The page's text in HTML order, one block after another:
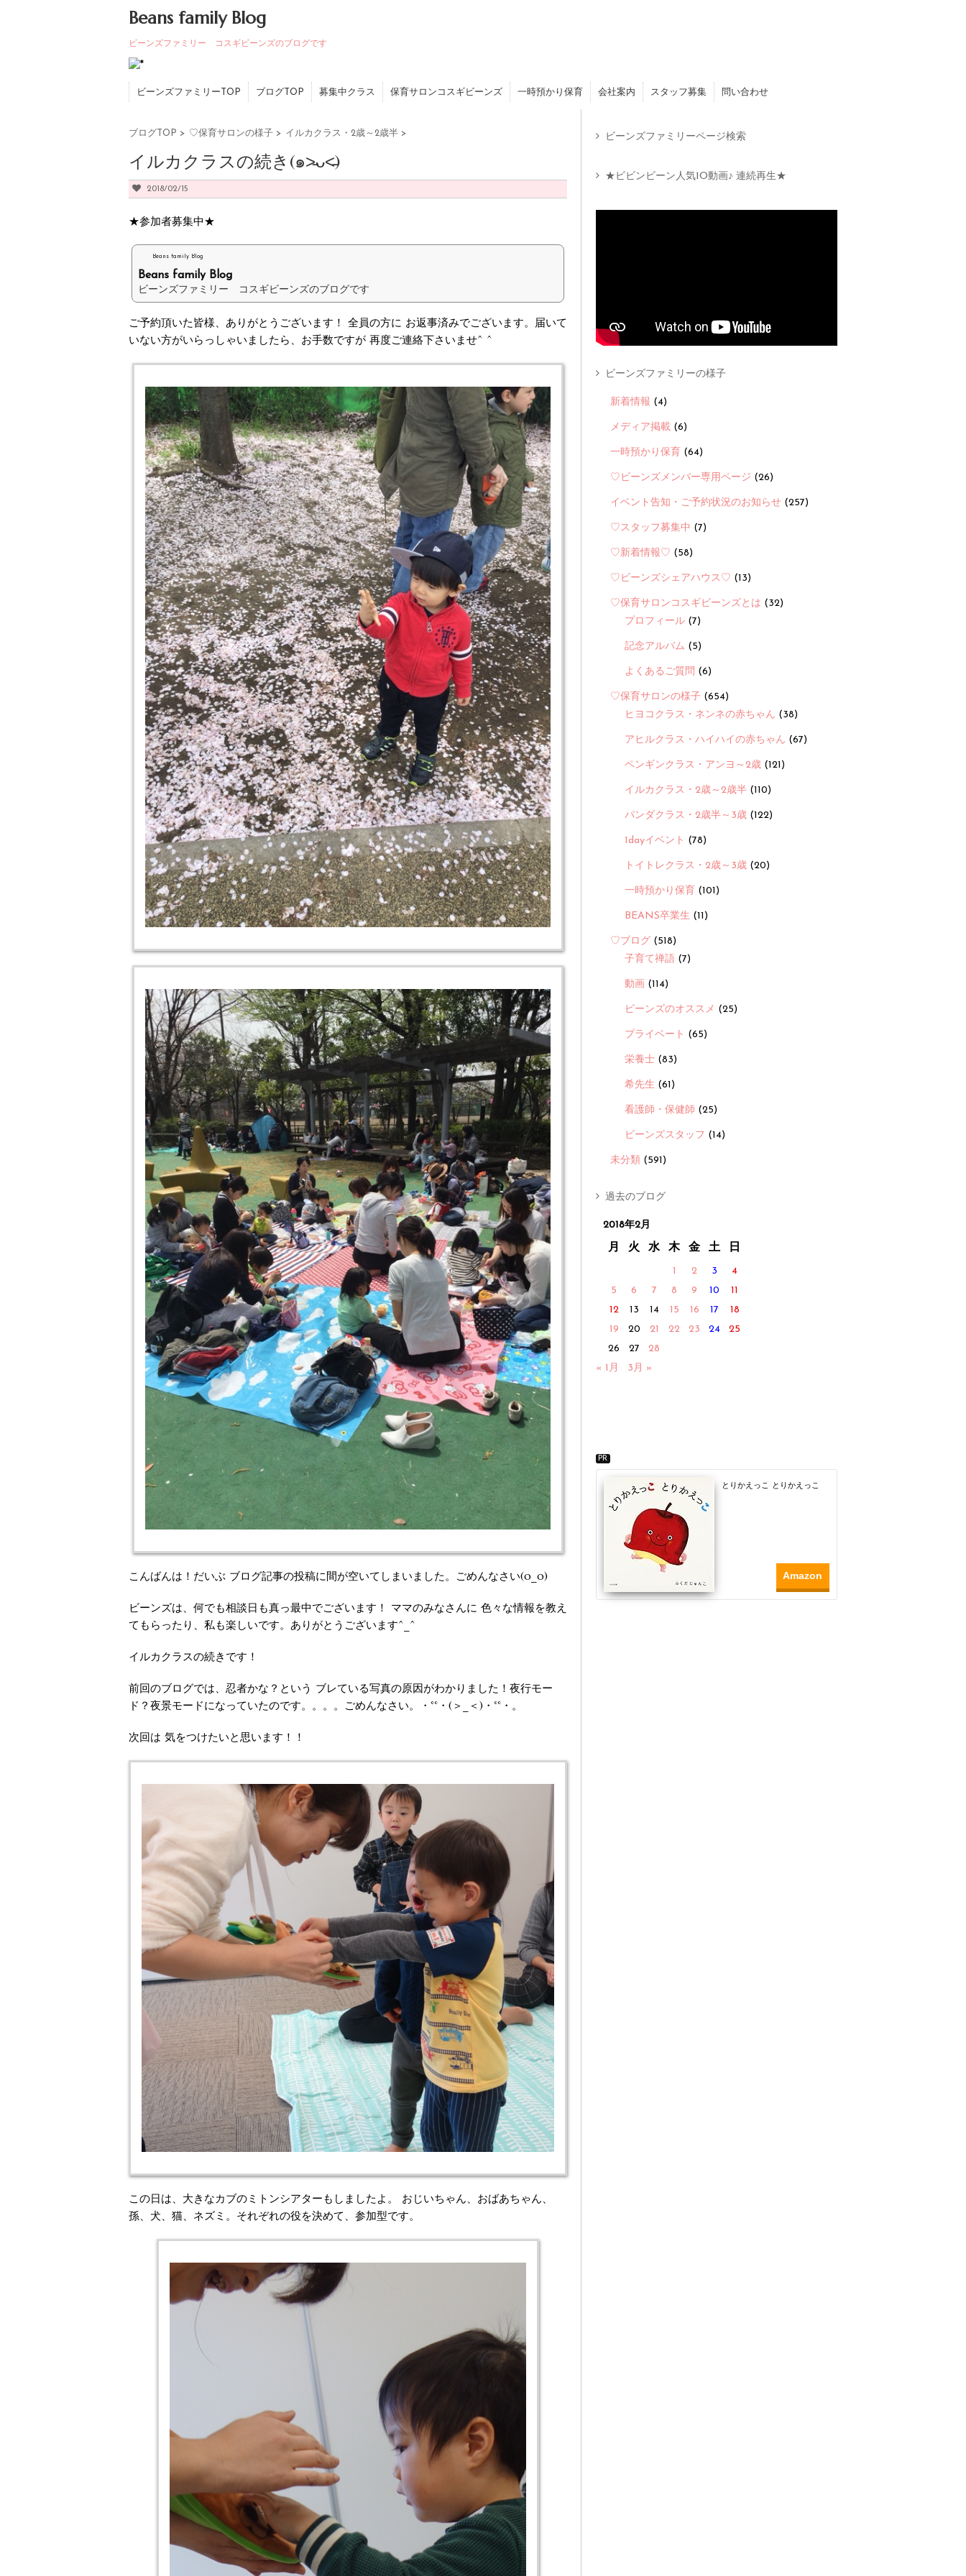
Beans family Blog
ビーンズファミリー コスギビーンズのブログです
ビーンズファミリーTOP ブログTOP 募集中クラス 保育サロンコスギビーンズ 一時預かり保育 会社案内 スタッフ募集 問い合わせ
ブログTOP > ♡保育サロンの様子 > イルカクラス・2歳～2歳半 >
イルカクラスの続き(๑˃̵ᴗ˂̵)
2018/02/15
★参加者募集中★
Beans family Blog
Beans family Blog
ビーンズファミリー コスギビーンズのブログです
ご予約頂いた皆様、ありがとうございます！ 全員の方に お返事済みでございます。届いて
いない方がいらっしゃいましたら、お手数ですが 再度ご連絡下さいませ^ ^
こんばんは！だいぶ ブログ記事の投稿に間が空いてしまいました。ごめんなさい(o_o)
ビーンズは、何でも相談日も真っ最中でございます！ ママのみなさんに 色々な情報を教え
てもらったり、私も楽しいです。ありがとうございます^_^
イルカクラスの続きです！
前回のブログでは、忍者かな？という ブレている写真の原因がわかりました！夜行モー
ド？夜景モードになっていたのです。。。。ごめんなさい。・°°・(＞_＜)・°°・。
次回は 気をつけたいと思います！！
この日は、大きなカブのミトンシアターもしましたよ。 おじいちゃん、おばあちゃん、
孫、犬、猫、ネズミ。それぞれの役を決めて、参加型です。
ビーンズファミリーページ検索
★ビビンビーン人気10動画♪ 連続再生★
ビーンズファミリーの様子
新着情報 (4)
メディア掲載 (6)
一時預かり保育 (64)
♡ビーンズメンバー専用ページ (26)
イベント告知・ご予約状況のお知らせ (257)
♡スタッフ募集中 (7)
♡新着情報♡ (58)
♡ビーンズシェアハウス♡ (13)
♡保育サロンコスギビーンズとは (32)
プロフィール (7)
記念アルバム (5)
よくあるご質問 (6)
♡保育サロンの様子 (654)
ヒヨコクラス・ネンネの赤ちゃん (38)
アヒルクラス・ハイハイの赤ちゃん (67)
ペンギンクラス・アンヨ～2歳 (121)
イルカクラス・2歳～2歳半 (110)
パンダクラス・2歳半～3歳 (122)
1dayイベント (78)
トイトレクラス・2歳～3歳 (20)
一時預かり保育 (101)
BEANS卒業生 (11)
♡ブログ (518)
子育て禅語 (7)
動画 (114)
ビーンズのオススメ (25)
プライベート (65)
栄養士 (83)
希先生 (61)
看護師・保健師 (25)
ビーンズスタッフ (14)
未分類 (591)
過去のブログ
2018年2月
月 火 水 木 金 土 日
1 2 3
4
5
6 7 8 9 10
11
12
13 14 15 16 17
18
19
20 21 22 23 24
25
26
27
28
« 1月
3月 »
PR
とりかえっこ とりかえっこ
Amazon